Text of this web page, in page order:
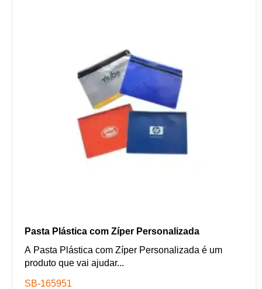
Pasta Plástica com Zíper Personalizada
A Pasta Plástica com Zíper Personalizada é um
produto que vai ajudar...
SB-165951